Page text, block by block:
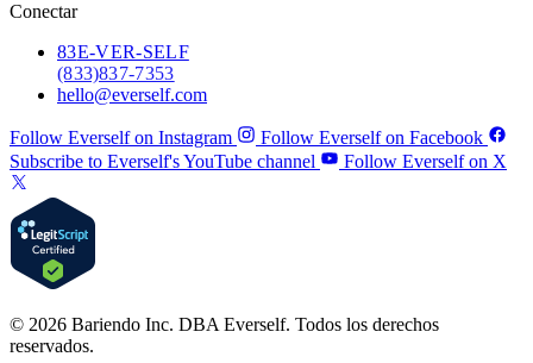
Conectar
83E-VER-SELF
(833) 837-7353
hello@everself.com
Follow Everself on Instagram
Follow Everself on Facebook
Subscribe to Everself's YouTube channel
Follow Everself on X
© 2026 Bariendo Inc. DBA Everself. Todos los derechos
reservados.